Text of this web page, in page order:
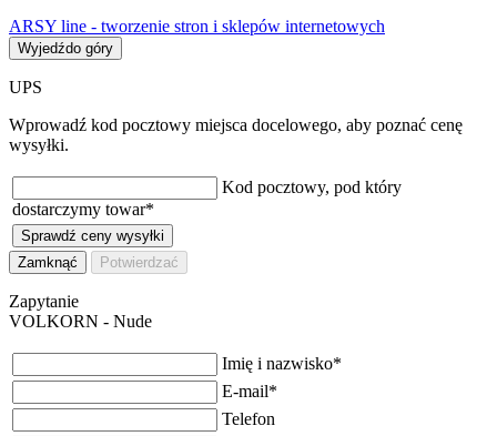
ARSY line - tworzenie stron i sklepów internetowych
Wyjedźdo góry
UPS
Wprowadź kod pocztowy miejsca docelowego, aby poznać cenę
wysyłki.
Kod pocztowy, pod który
dostarczymy towar*
Sprawdź ceny wysyłki
Zamknąć
Potwierdzać
Zapytanie
VOLKORN - Nude
Imię i nazwisko*
E-mail*
Telefon